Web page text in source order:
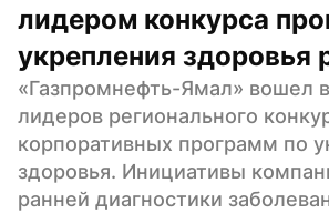
лидером конкурса
укрепления здоровья
«Газпромнефть-Ямал» вошел
лидеров регионального
корпоративных программ по
здоровья. Инициативы
ранней диагностики